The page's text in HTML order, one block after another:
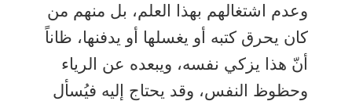
وعدم اشتغالهم بهذا العلم، بل منهم من
كان يحرق كتبه أو يغسلها أو يدفنها، ظاناً
أنّ هذا يزكي نفسه، ويبعده عن الرياء
وحظوظ النفس، وقد يحتاج إليه فيُسأل